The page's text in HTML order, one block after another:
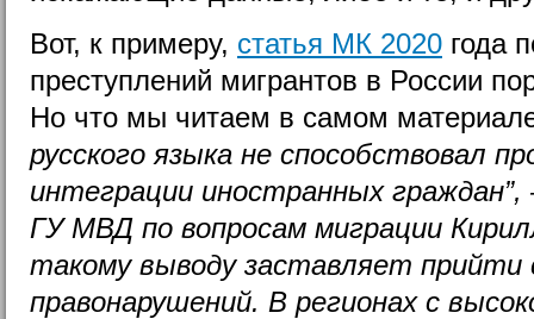
Вот, к примеру, статья МК 2020 года
преступлений мигрантов в России
Но что мы читаем в самом
русского языка не способствовал
интеграции иностранных
ГУ МВД по вопросам миграции
такому выводу заставляет
правонарушений. В регионах с